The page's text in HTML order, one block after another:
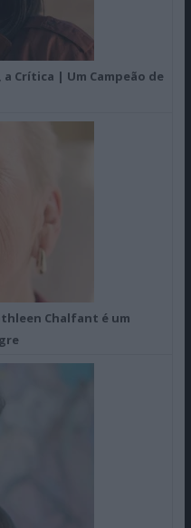
Crítica | Um Campeão de
Chalfant é um